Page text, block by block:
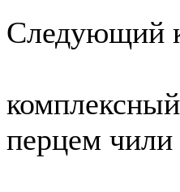
Следующий
перцем чили